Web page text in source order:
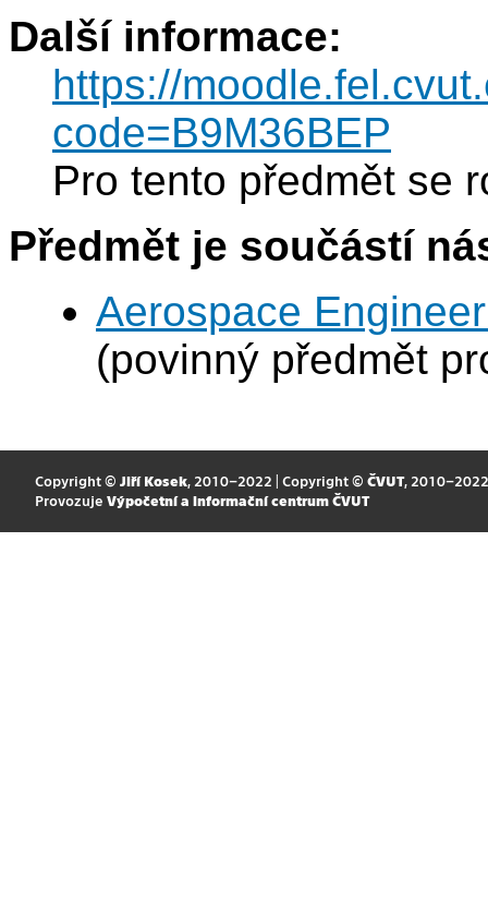
Další informace:
https://
code=B9M36BEP
Pro tento předmět se
Předmět je součástí
Aerospace
(povinný předmět
Copyright © Jiří Kosek, 2010–2022 | Copyright © ČVUT, 2010–2022
Provozuje Výpočetní a informační centrum ČVUT